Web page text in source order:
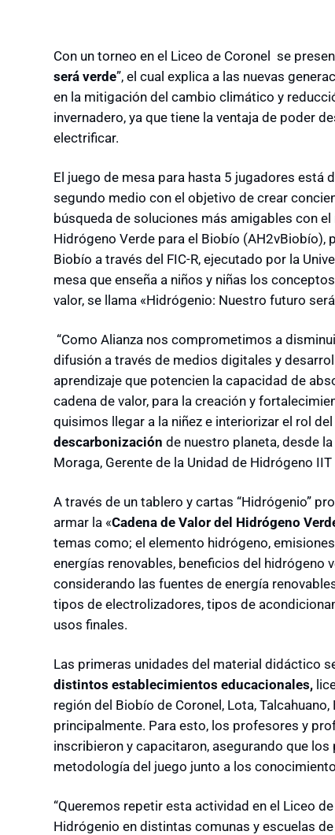
Con un torneo en el Liceo de Coronel se
será verde”, el cual explica a las nuevas
en la mitigación del cambio climático y
invernadero, ya que tiene la ventaja de poder
electrificar.
El juego de mesa para hasta 5 jugadores
segundo medio con el objetivo de crear
búsqueda de soluciones más amigables con
Hidrógeno Verde para el Biobío (AH2vBiobío),
Biobío a través del FIC-R, ejecutado por la
mesa que enseña a niños y niñas los
valor, se llama «Hidrógenio: Nuestro futuro será
“Como Alianza nos comprometimos a
difusión a través de medios digitales y
aprendizaje que potencien la capacidad de
cadena de valor, para la creación y
quisimos llegar a la niñez e interiorizar el rol
descarbonización de nuestro planeta, desde
Moraga, Gerente de la Unidad de Hidrógeno
A través de un tablero y cartas “Hidrógenio”
armar la «Cadena de Valor del Hidrógeno
temas como; el elemento hidrógeno,
energías renovables, beneficios del hidrógeno
considerando las fuentes de energía
tipos de electrolizadores, tipos de
usos finales.
Las primeras unidades del material didáctico
distintos establecimientos educacionales,
región del Biobío de Coronel, Lota,
principalmente. Para esto, los profesores y
inscribieron y capacitaron, asegurando que
metodología del juego junto a los
“Queremos repetir esta actividad en el Liceo
Hidrógenio en distintas comunas y escuelas